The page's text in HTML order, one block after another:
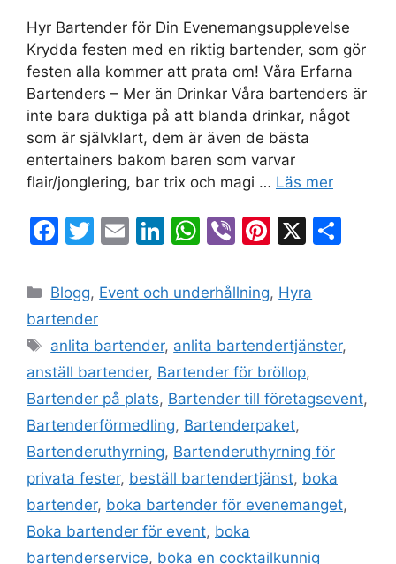
Hyr Bartender för Din Evenemangsupplevelse
Krydda festen med en riktig bartender, som gör
festen alla kommer att prata om! Våra Erfarna
Bartenders – Mer än Drinkar Våra bartenders är
inte bara duktiga på att blanda drinkar, något
som är självklart, dem är även de bästa
entertainers bakom baren som varvar
flair/jonglering, bar trix och magi … Läs mer
F
c
e
b
o
o
k
T
itt
er
E
ai
Li
k
dI
n
W
at
A
p
p
Vi
er
Pi
er
st
X
Blogg, Event och underhållning, Hyra
bartender
anlita bartender, anlita bartendertjänster,
anställ bartender, Bartender för bröllop,
Bartender på plats, Bartender till företagsevent,
Bartenderförmedling, Bartenderpaket,
Bartenderuthyrning, Bartenderuthyrning för
privata fester, beställ bartendertjänst, boka
bartender, boka bartender för evenemanget,
Boka bartender för event, boka
bartenderservice, boka en cocktailkunnig